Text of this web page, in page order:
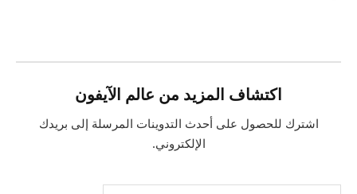
اكتشاف المزيد من عالم الآيفون
اشترك للحصول على أحدث التدوينات المرسلة إلى بريدك
الإلكتروني.
كتابة بريدك الإلكتروني...